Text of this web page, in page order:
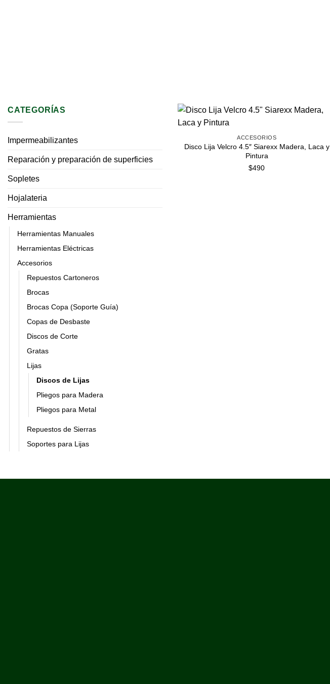
CATEGORÍAS
Impermeabilizantes
Reparación y preparación de superficies
Sopletes
Hojalateria
Herramientas
Herramientas Manuales
Herramientas Eléctricas
Accesorios
Repuestos Cartoneros
Brocas
Brocas Copa (Soporte Guía)
Copas de Desbaste
Discos de Corte
Gratas
Lijas
Discos de Lijas
Pliegos para Madera
Pliegos para Metal
Repuestos de Sierras
Soportes para Lijas
ACCESORIOS
Disco Lija Velcro 4.5″ Siarexx Madera, Laca y
Pintura
$490